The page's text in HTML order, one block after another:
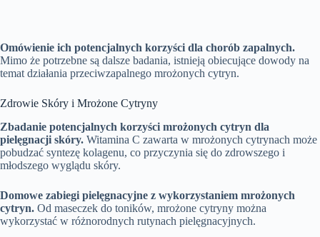
Omówienie ich potencjalnych korzyści dla chorób zapalnych.
Mimo że potrzebne są dalsze badania, istnieją obiecujące dowody na
temat działania przeciwzapalnego mrożonych cytryn.
Zdrowie Skóry i Mrożone Cytryny
Zbadanie potencjalnych korzyści mrożonych cytryn dla
pielęgnacji skóry. Witamina C zawarta w mrożonych cytrynach może
pobudzać syntezę kolagenu, co przyczynia się do zdrowszego i
młodszego wyglądu skóry.
Domowe zabiegi pielęgnacyjne z wykorzystaniem mrożonych
cytryn. Od maseczek do toników, mrożone cytryny można
wykorzystać w różnorodnych rutynach pielęgnacyjnych.